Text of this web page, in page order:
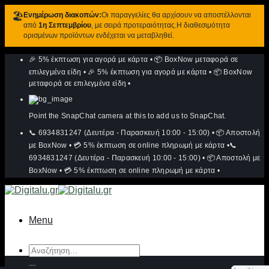
🏖️ Ενημέρωση διακοπών:Οι παραγγελίες θα αρχίσουν να αποστέλλονται
από 1η Σεπτεμβρίου, με σειρά προτεραιότητας.Η διαθεσιμότητα
ορισμένων προϊόντων ενδέχεται να μεταβληθεί.
περιεχόμενο
🎉 5% έκπτωση για αγορά με κάρτα • 📦 BoxNow μεταφορά σε
επιλεγμένα είδη • 🎉 5% έκπτωση για αγορά με κάρτα • 📦 BoxNow
μεταφορά σε επιλεγμένα είδη •
Point the SnapChat camera at this to add us to SnapChat.
📞 6934831247 (Δευτέρα - Παρασκευή 10:00 - 15:00) • 📦 Αποστολή
με BoxNow • 💳 5% έκπτωση σε online πληρωμή με κάρτα •📞
6934831247 (Δευτέρα - Παρασκευή 10:00 - 15:00) • 📦 Αποστολή με
BoxNow • 💳 5% έκπτωση σε online πληρωμή με κάρτα •
Menu
Αναζήτηση
για: